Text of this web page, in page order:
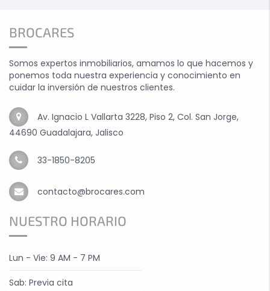
BROCARES
Somos expertos inmobiliarios, amamos lo que hacemos y
ponemos toda nuestra experiencia y conocimiento en
cuidar la inversión de nuestros clientes.
Av. Ignacio L Vallarta 3228, Piso 2, Col. San Jorge,
44690 Guadalajara, Jalisco
33-1850-8205
contacto@brocares.com
NUESTRO HORARIO
Lun - Vie: 9 AM - 7 PM
Sab: Previa cita